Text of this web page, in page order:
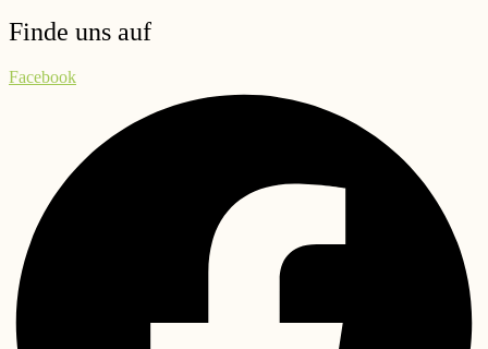
Finde uns auf
Facebook